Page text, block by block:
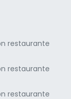
restaurante
restaurante
restaurante